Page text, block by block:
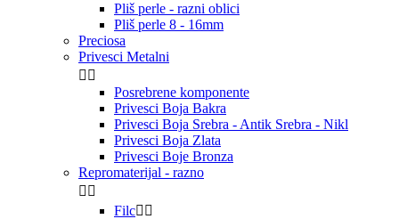
Pliš perle - razni oblici
Pliš perle 8 - 16mm
Preciosa
Privesci Metalni
 
Posrebrene komponente
Privesci Boja Bakra
Privesci Boja Srebra - Antik Srebra - Nikl
Privesci Boja Zlata
Privesci Boje Bronza
Repromaterijal - razno
 
Filc 